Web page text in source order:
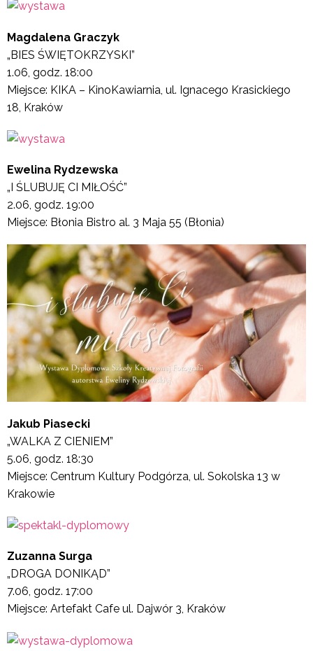
Magdalena Graczyk
„BIES ŚWIĘTOKRZYSKI”
1.06, godz. 18:00
Miejsce: KIKA – KinoKawiarnia, ul. Ignacego Krasickiego
18, Kraków
Ewelina Rydzewska
„I ŚLUBUJĘ CI MIŁOŚĆ”
2.06, godz. 19:00
Miejsce: Błonia Bistro al. 3 Maja 55 (Błonia)
Jakub Piasecki
„WALKA Z CIENIEM”
5.06, godz. 18:30
Miejsce: Centrum Kultury Podgórza, ul. Sokolska 13 w
Krakowie
Zuzanna Surga
„DROGA DONIKĄD”
7.06, godz. 17:00
Miejsce: Artefakt Cafe ul. Dajwór 3, Kraków